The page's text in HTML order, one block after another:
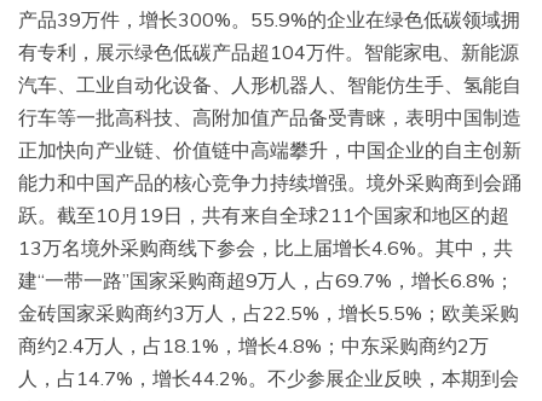
产品39万件，增长300%。55.9%的企业在绿色低碳领域拥
有专利，展示绿色低碳产品超104万件。智能家电、新能源
汽车、工业自动化设备、人形机器人、智能仿生手、氢能自
行车等一批高科技、高附加值产品备受青睐，表明中国制造
正加快向产业链、价值链中高端攀升，中国企业的自主创新
能力和中国产品的核心竞争力持续增强。境外采购商到会踊
跃。截至10月19日，共有来自全球211个国家和地区的超
13万名境外采购商线下参会，比上届增长4.6%。其中，共
建“一带一路”国家采购商超9万人，占69.7%，增长6.8%；
金砖国家采购商约3万人，占22.5%，增长5.5%；欧美采购
商约2.4万人，占18.1%，增长4.8%；中东采购商约2万
人，占14.7%，增长44.2%。不少参展企业反映，本期到会